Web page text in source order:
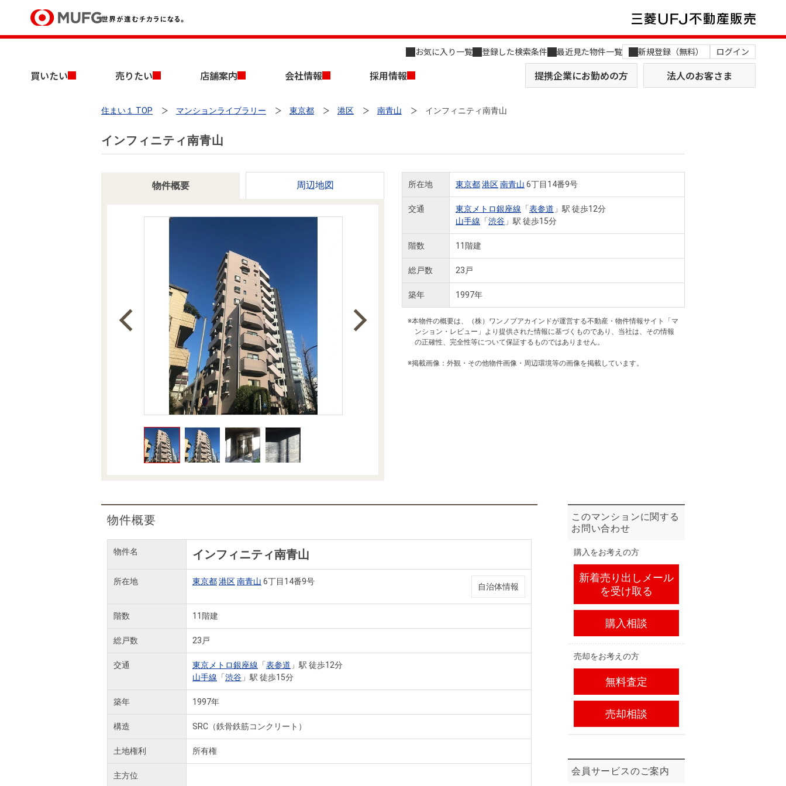
お気に入り一覧 登録した検索条件 最近見た物件一覧 新規登録（無料） ログイン
買いたい 売りたい 店舗案内 会社情報 採用情報 提携企業にお勤めの方 法人のお客さま
買いたいTOP
新築・中古一戸建てを探す 土地を探す
住宅ローンシミュレーション 住まい1プラス（お役立ちコラム）
住まいと暮らしの税金の本（電子ブック） 購入ガイド
売りたいTOP
AI不動産査定
住まい1プラス（お役立ちコラム）
住まいと暮らしの税金の本（電子ブック） 売却ガイド
店舗案内TOP
店舗のご案内（名古屋） 店舗のご案内（関西）
会社情報TOP
会社概要 MUFG Way
役員一覧
採用情報TOP
キャリア採用情報
売りたい
住まい１ TOP マンションライブラリー 東京都 港区 南青山 インフィニティ南青山
インフィニティ南青山
物件概要 周辺地図 所在地 東京都港区南青山 6丁目14番9号
交通 東京メトロ銀座線 「表参道 」駅 徒歩12分
山手線 「渋谷 」駅 徒歩15分
階数 11階建
総戸数 23戸
築年 1997年
※本物件の概要は、（株）ワンノブアカインドが運営する不動産・物件情報サイト「マ
ンション・レビュー」より提供された情報に基づくものであり、当社は、その情報
の正確性、完全性等について保証するものではありません。
※掲載画像：外観・その他物件画像・周辺環境等の画像を掲載しています。
物件概要
物件名 インフィニティ南青山
所在地 東京都港区南青山 6丁目14番9号
自治体情報
階数 11階建
総戸数 23戸
交通 東京メトロ銀座線 「表参道 」駅 徒歩12分
山手線 「渋谷 」駅 徒歩15分
築年 1997年
構造 SRC（鉄骨鉄筋コンクリート）
土地権利 所有権
主方位
このマンションに関する
お問い合わせ
購入をお考えの方
新着売り出しメール
を受け取る
購入相談
売却をお考えの方
無料査定
売却相談
会員サービスのご案内